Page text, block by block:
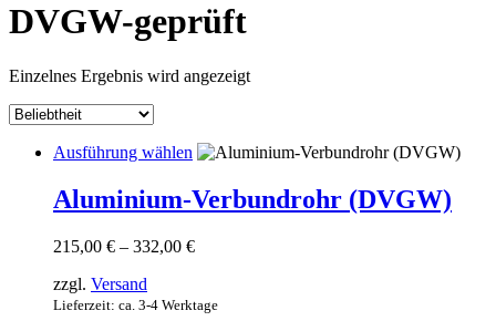
DVGW-geprüft
Einzelnes Ergebnis wird angezeigt
Ausführung wählen Dieses
weist
mehrere
können
Aluminium-Verbundrohr (DVGW)
215,00 € – 332,00 €Preisspanne:
332,00 €
zzgl. Versand
Lieferzeit: ca. 3-4 Werktage